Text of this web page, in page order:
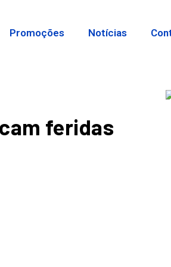
Promoções Notícias
feridas